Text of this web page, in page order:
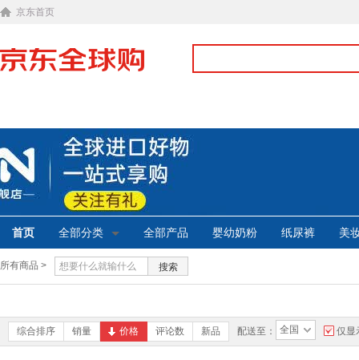
京东首页
首页 全部分类 全部产品 婴幼奶粉 纸尿裤 美
所有商品 > 搜索
综合排序 销量 价格 评论数 新品 配送至： 全国 仅显